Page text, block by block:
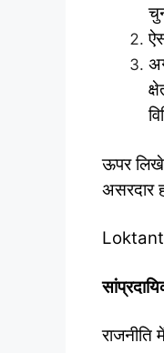
ऊपर लिखे
असरदार